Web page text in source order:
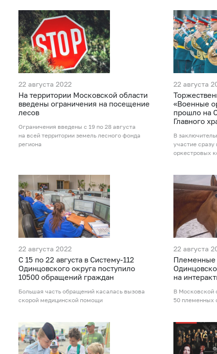
22 августа 2022
На территории Московской области
введены ограничения на посещение
лесов
Ограничения введены с 19 по 28 августа
на всей территории земель лесного фонда
региона
22 августа
«Военные
прошло на
Главного
В
участие
оркестровых
22 августа 2022
С 15 по 22 августа в Систему-112
Одинцовского округа поступило
10500 обращений граждан
Большая часть обращений касалась вызова
скорой медицинской помощи
22 августа
Племенные
на
В Московской
50 племенных